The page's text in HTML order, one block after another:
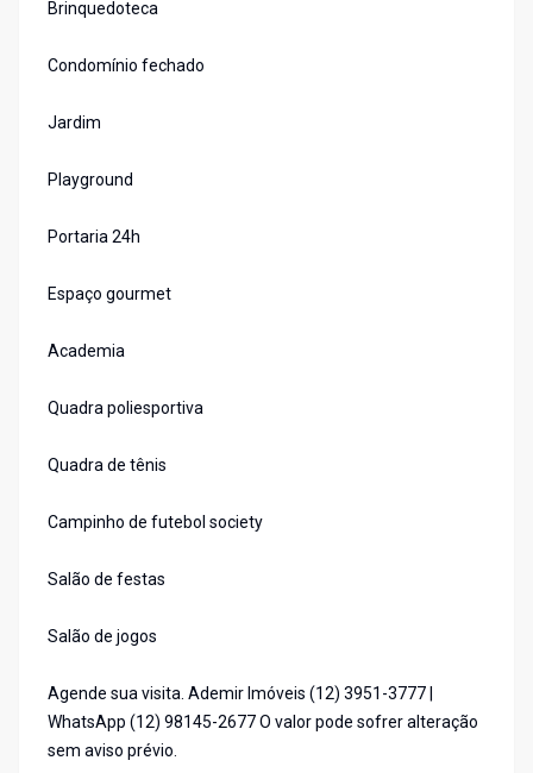
Brinquedoteca
Condomínio fechado
Jardim
Playground
Portaria 24h
Espaço gourmet
Academia
Quadra poliesportiva
Quadra de tênis
Campinho de futebol society
Salão de festas
Salão de jogos
Agende sua visita. Ademir Imóveis (12) 3951-3777 |
WhatsApp (12) 98145-2677 O valor pode sofrer alteração
sem aviso prévio.